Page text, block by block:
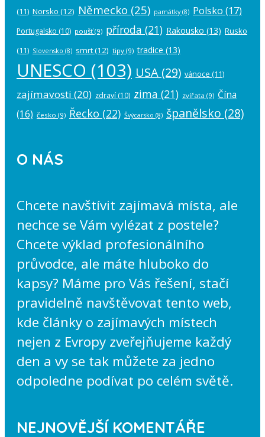
(11) Norsko (12) Německo (25) památky(8) Polsko (17)
Portugalsko (10) poušť(9) příroda (21) Rakousko (13) Rusko
(11) Slovensko (8) smrt(12) tipy (9) tradice (13)
UNESCO (103) USA (29) vánoce (11)
zajímavosti (20) zdraví (10) zima (21) zvířata (9) Čína
(16) česko (9) Řecko (22) Švýcarsko (8) španělsko (28)
O NÁS
Chcete navštívit zajímavá místa, ale
nechce se Vám vylézat z postele?
Chcete výklad profesionálního
průvodce, ale máte hluboko do
kapsy? Máme pro Vás řešení, stačí
pravidelně navštěvovat tento web,
kde články o zajímavých místech
nejen z Evropy zveřejňujeme každý
den a vy se tak můžete za jedno
odpoledne podívat po celém světě.
NEJNOVĚJŠÍ KOMENTÁŘE